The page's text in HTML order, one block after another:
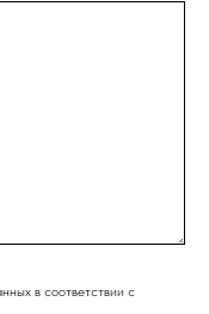
в соответствии с